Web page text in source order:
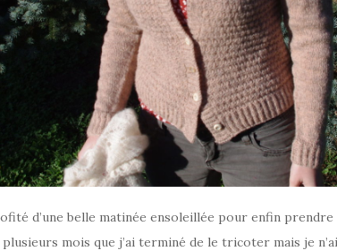
d’une belle matinée ensoleillée pour enfin
mois que j’ai terminé de le tricoter mais je